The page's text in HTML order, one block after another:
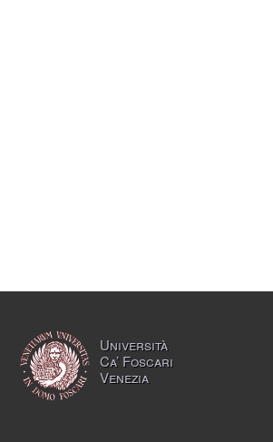
Università
Ca’ Foscari
Venezia